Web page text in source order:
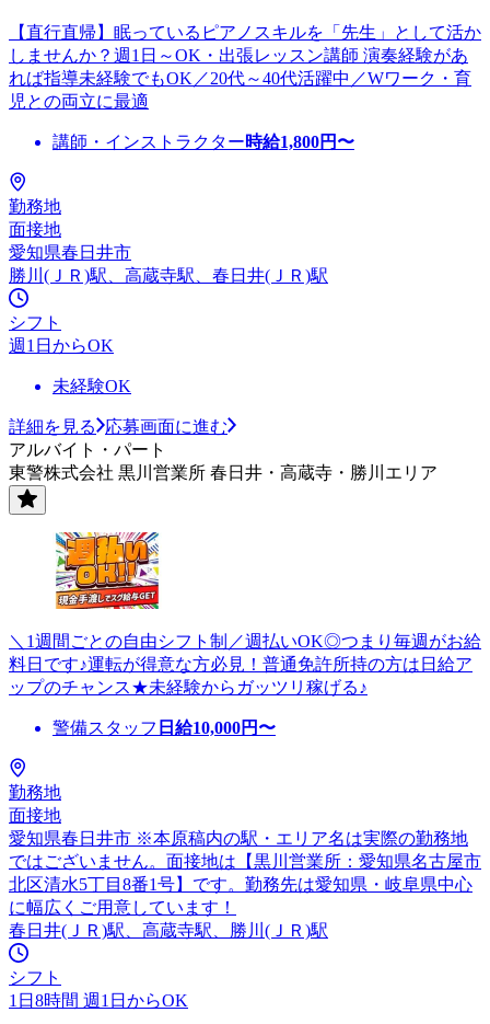
【直行直帰】眠っているピアノスキルを「先生」として活か
しませんか？週1日～OK・出張レッスン講師 演奏経験があ
れば指導未経験でもOK／20代～40代活躍中／Wワーク・育
児との両立に最適
講師・インストラクター時給1,800円〜
勤務地
面接地
愛知県春日井市
勝川(ＪＲ)駅、高蔵寺駅、春日井(ＪＲ)駅
シフト
週1日からOK
未経験OK
詳細を見る
応募画面に進む
アルバイト・パート
東警株式会社 黒川営業所 春日井・高蔵寺・勝川エリア
＼1週間ごとの自由シフト制／週払いOK◎つまり毎週がお給
料日です♪運転が得意な方必見！普通免許所持の方は日給ア
ップのチャンス★未経験からガッツリ稼げる♪
警備スタッフ 日給10,000円〜
勤務地
面接地
愛知県春日井市 ※本原稿内の駅・エリア名は実際の勤務地
ではございません。面接地は【黒川営業所：愛知県名古屋市
北区清水5丁目8番1号】です。勤務先は愛知県・岐阜県中心
に幅広くご用意しています！
春日井(ＪＲ)駅、高蔵寺駅、勝川(ＪＲ)駅
シフト
1日8時間 週1日からOK